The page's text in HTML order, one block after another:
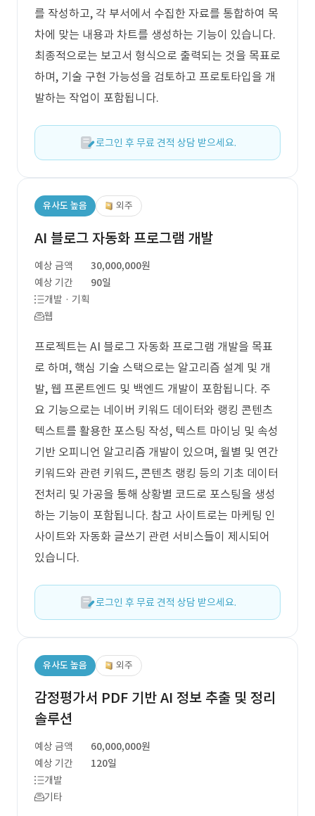
를 작성하고, 각 부서에서 수집한 자료를 통합하여 목
차에 맞는 내용과 차트를 생성하는 기능이 있습니다.
최종적으로는 보고서 형식으로 출력되는 것을 목표로
하며, 기술 구현 가능성을 검토하고 프로토타입을 개
발하는 작업이 포함됩니다.
로그인 후 무료 견적 상담 받으세요.
유사도 높음 외주
AI 블로그 자동화 프로그램 개발
예상 금액
30,000,000원
예상 기간
90일
개발 · 기획
웹
프로젝트는 AI 블로그 자동화 프로그램 개발을 목표
로 하며, 핵심 기술 스택으로는 알고리즘 설계 및 개
발, 웹 프론트엔드 및 백엔드 개발이 포함됩니다. 주
요 기능으로는 네이버 키워드 데이터와 랭킹 콘텐츠
텍스트를 활용한 포스팅 작성, 텍스트 마이닝 및 속성
기반 오피니언 알고리즘 개발이 있으며, 월별 및 연간
키워드와 관련 키워드, 콘텐츠 랭킹 등의 기초 데이터
전처리 및 가공을 통해 상황별 코드로 포스팅을 생성
하는 기능이 포함됩니다. 참고 사이트로는 마케팅 인
사이트와 자동화 글쓰기 관련 서비스들이 제시되어
있습니다.
로그인 후 무료 견적 상담 받으세요.
유사도 높음 외주
감정평가서 PDF 기반 AI 정보 추출 및 정리
솔루션
예상 금액
60,000,000원
예상 기간
120일
개발
기타